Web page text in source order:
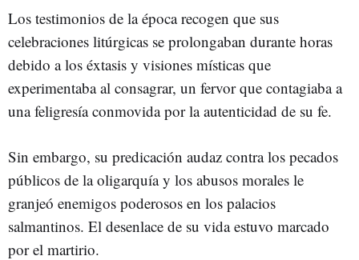
Los testimonios de la época recogen que sus
celebraciones litúrgicas se prolongaban durante horas
debido a los éxtasis y visiones místicas que
experimentaba al consagrar, un fervor que contagiaba a
una feligresía conmovida por la autenticidad de su fe.
Sin embargo, su predicación audaz contra los pecados
públicos de la oligarquía y los abusos morales le
granjeó enemigos poderosos en los palacios
salmantinos. El desenlace de su vida estuvo marcado
por el martirio.